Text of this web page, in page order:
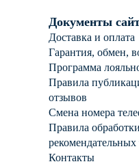
Документы
Доставка и оплата
Гарантия, обмен,
Программа
Правила
отзывов
Смена номера
Правила обработки
рекомендательных
Контакты